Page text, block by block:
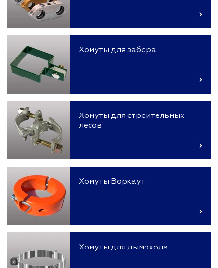
Хомуты для забора
Хомуты для строительных
лесов
Хомуты Воркаут
Хомуты для дымохода